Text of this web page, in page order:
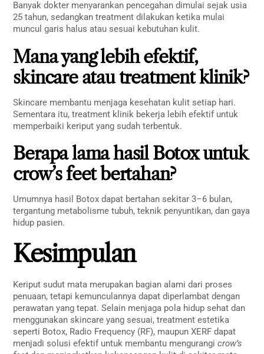
Banyak dokter menyarankan pencegahan dimulai sejak usia
25 tahun, sedangkan treatment dilakukan ketika mulai
muncul garis halus atau sesuai kebutuhan kulit.
Mana yang lebih efektif,
skincare atau treatment klinik?
Skincare membantu menjaga kesehatan kulit setiap hari.
Sementara itu, treatment klinik bekerja lebih efektif untuk
memperbaiki keriput yang sudah terbentuk.
Berapa lama hasil Botox untuk
crow’s feet bertahan?
Umumnya hasil Botox dapat bertahan sekitar 3–6 bulan,
tergantung metabolisme tubuh, teknik penyuntikan, dan gaya
hidup pasien.
Kesimpulan
Keriput sudut mata merupakan bagian alami dari proses
penuaan, tetapi kemunculannya dapat diperlambat dengan
perawatan yang tepat. Selain menjaga pola hidup sehat dan
menggunakan skincare yang sesuai, treatment estetika
seperti Botox, Radio Frequency (RF), maupun XERF dapat
menjadi solusi efektif untuk membantu mengurangicrow’s